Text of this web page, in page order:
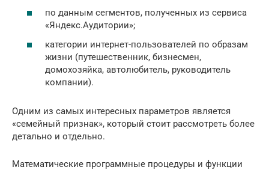
по данным сегментов, полученных из сервиса
«Яндекс.Аудитории»;
категории интернет-пользователей по образам
жизни (путешественник, бизнесмен,
домохозяйка, автолюбитель, руководитель
компании).
Одним из самых интересных параметров является
«семейный признак», который стоит рассмотреть более
детально и отдельно.
Математические программные процедуры и функции